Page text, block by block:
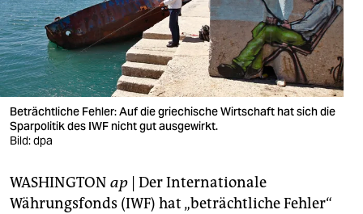
wahrheit
verlag
verlag
veranstaltungen
fragen & hilfe
Beträchtliche Fehler: Auf die griechische Wirtschaft hat sich die
Sparpolitik des IWF nicht gut ausgewirkt.
Bild: dpa
WASHINGTON ap | Der Internationale
Währungsfonds (IWF) hat „beträchtliche Fehler“